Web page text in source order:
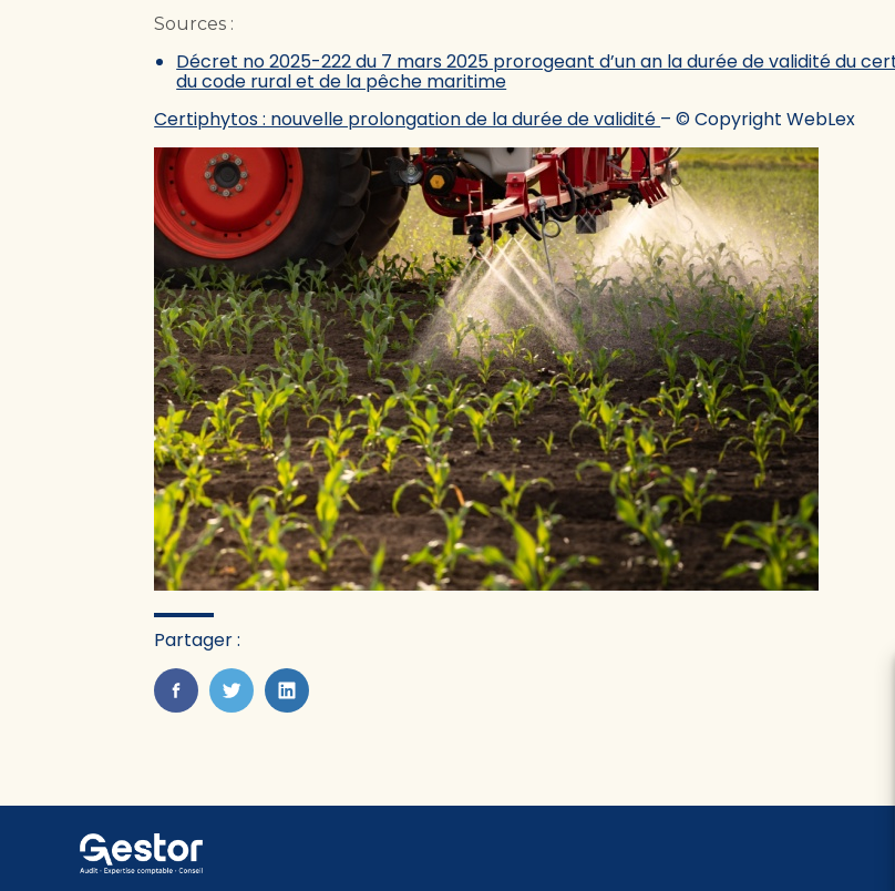
Sources :
Décret no 2025-222 du 7 mars 2025 prorogeant d’un an la durée de validité du
du code rural et de la pêche maritime
Certiphytos : nouvelle prolongation de la durée de validité – © Copyright WebLex
Partager :
FaceBook
TwitterLinkedIn